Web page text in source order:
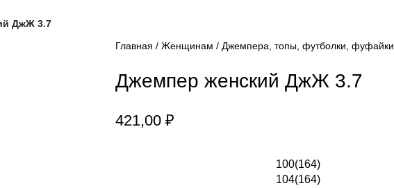
ДжЖ 3.7
Главная
Женщинам Джемпера, топы, футболки, фуфайки
Джемпер женский ДжЖ 3.7
421,00 ₽
100(164)
104(164)